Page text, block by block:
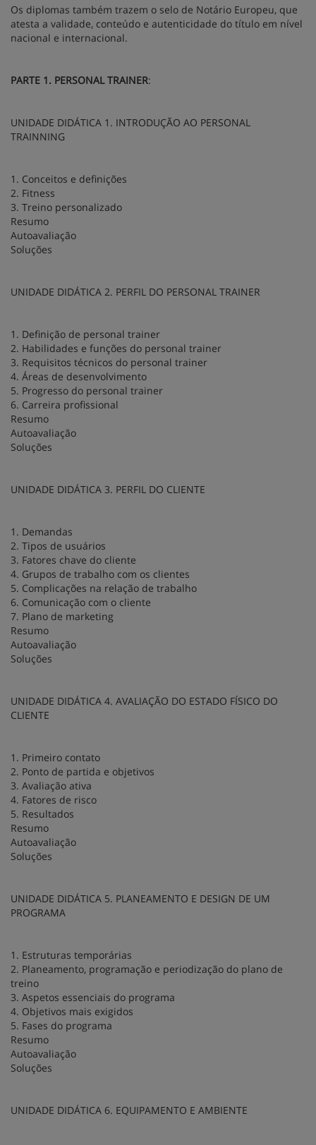
Os diplomas também trazem o selo de Notário Europeu, que
atesta a validade, conteúdo e autenticidade do título em nível
nacional e internacional.
PARTE 1. PERSONAL TRAINER:
UNIDADE DIDÁTICA 1. INTRODUÇÃO AO PERSONAL
TRAINNING
1. Conceitos e definições
2. Fitness
3. Treino personalizado
Resumo
Autoavaliação
Soluções
UNIDADE DIDÁTICA 2. PERFIL DO PERSONAL TRAINER
1. Definição de personal trainer
2. Habilidades e funções do personal trainer
3. Requisitos técnicos do personal trainer
4. Áreas de desenvolvimento
5. Progresso do personal trainer
6. Carreira profissional
Resumo
Autoavaliação
Soluções
UNIDADE DIDÁTICA 3. PERFIL DO CLIENTE
1. Demandas
2. Tipos de usuários
3. Fatores chave do cliente
4. Grupos de trabalho com os clientes
5. Complicações na relação de trabalho
6. Comunicação com o cliente
7. Plano de marketing
Resumo
Autoavaliação
Soluções
UNIDADE DIDÁTICA 4. AVALIAÇÃO DO ESTADO FÍSICO DO
CLIENTE
1. Primeiro contato
2. Ponto de partida e objetivos
3. Avaliação ativa
4. Fatores de risco
5. Resultados
Resumo
Autoavaliação
Soluções
UNIDADE DIDÁTICA 5. PLANEAMENTO E DESIGN DE UM
PROGRAMA
1. Estruturas temporárias
2. Planeamento, programação e periodização do plano de
treino
3. Aspetos essenciais do programa
4. Objetivos mais exigidos
5. Fases do programa
Resumo
Autoavaliação
Soluções
UNIDADE DIDÁTICA 6. EQUIPAMENTO E AMBIENTE